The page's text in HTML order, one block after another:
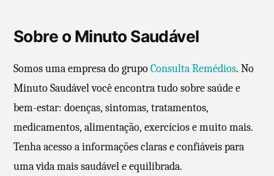
Sobre o Minuto Saudável
Somos uma empresa do grupoConsulta Remédios. No
Minuto Saudável você encontra tudo sobre saúde e
bem-estar: doenças, sintomas, tratamentos,
medicamentos, alimentação, exercícios e muito mais.
Tenha acesso a informações claras e confiáveis para
uma vida mais saudável e equilibrada.